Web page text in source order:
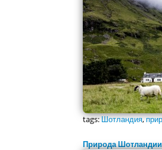
tags:Шотландия,
Природа Шотландии